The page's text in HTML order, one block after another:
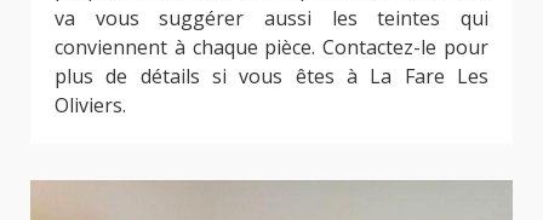
va vous suggérer aussi les teintes qui
conviennent à chaque pièce. Contactez-le pour
plus de détails si vous êtes à La Fare Les
Oliviers.